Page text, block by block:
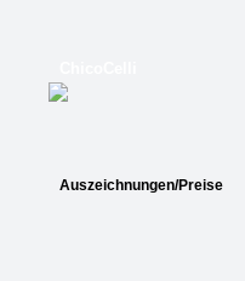
Auszeichnungen/Preise